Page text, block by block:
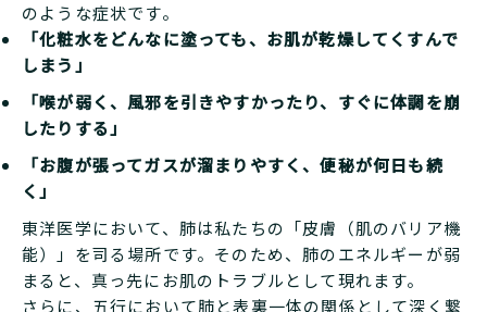
のような症状です。
「化粧水をどんなに塗っても、お肌が乾燥してくすんで
しまう」
「喉が弱く、風邪を引きやすかったり、すぐに体調を崩
したりする」
「お腹が張ってガスが溜まりやすく、便秘が何日も続
く」
東洋医学において、肺は私たちの「皮膚（肌のバリア機
能）」を司る場所です。そのため、肺のエネルギーが弱
まると、真っ先にお肌のトラブルとして現れます。
さらに、五行において肺と表裏一体の関係として深く繋